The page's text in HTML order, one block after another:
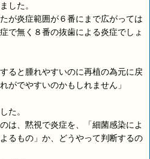
した。
が炎症範囲が６番にまで広がっては
で無く８番の抜歯による炎症でしょ
ると腫れやすいのに再植の為元に戻
がでやすいのかもしれません」
た。
は、黙視で炎症を、「細菌感染によ
るもの」か、どうやって判断するの